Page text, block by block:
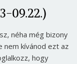
09.22.)
néha még bizony
nem kívánod ezt az
hogy